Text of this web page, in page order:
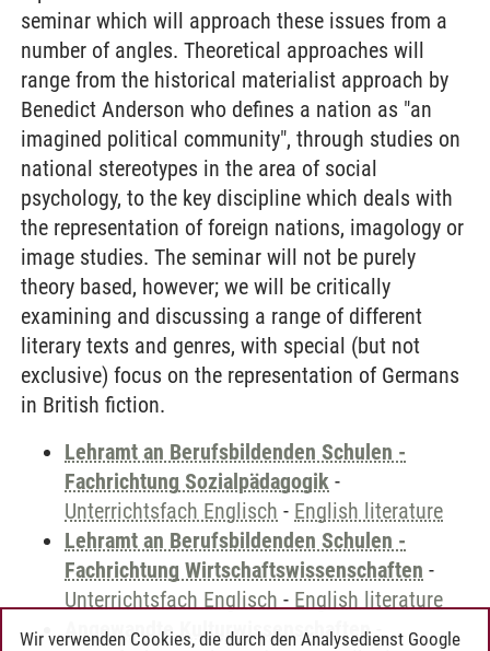
seminar which will approach these issues from a
number of angles. Theoretical approaches will
range from the historical materialist approach by
Benedict Anderson who defines a nation as "an
imagined political community", through studies on
national stereotypes in the area of social
psychology, to the key discipline which deals with
the representation of foreign nations, imagology or
image studies. The seminar will not be purely
theory based, however; we will be critically
examining and discussing a range of different
literary texts and genres, with special (but not
exclusive) focus on the representation of Germans
in British fiction.
Lehramt an Berufsbildenden Schulen -
Fachrichtung Sozialpädagogik -
Unterrichtsfach Englisch - English literature
Lehramt an Berufsbildenden Schulen -
Fachrichtung Wirtschaftswissenschaften -
Unterrichtsfach Englisch - English literature
Angewandte Kulturwissenschaften-
Wir verwenden Cookies, die durch den Analysedienst Google